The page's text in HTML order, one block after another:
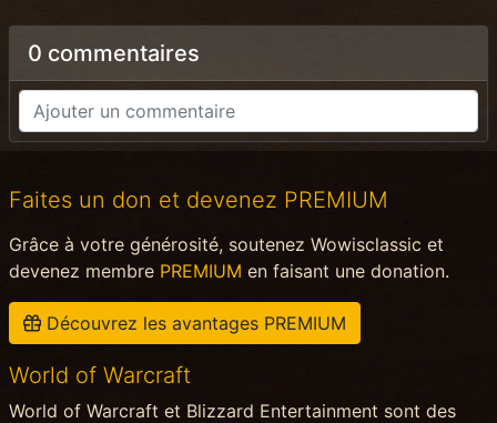
0 commentaires
Faites un don et devenez PREMIUM
Grâce à votre générosité, soutenez Wowisclassic et
devenez membre PREMIUM en faisant une donation.
Découvrez les avantages PREMIUM
World of Warcraft
World of Warcraft et Blizzard Entertainment sont des